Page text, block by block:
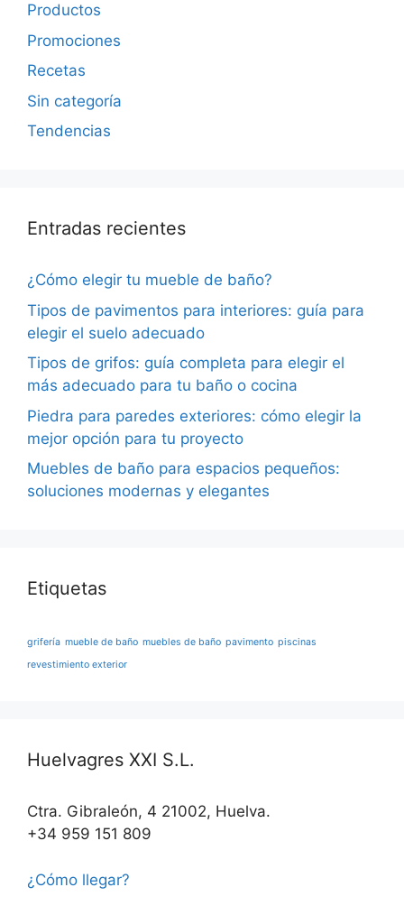
Productos
Promociones
Recetas
Sin categoría
Tendencias
Entradas recientes
¿Cómo elegir tu mueble de baño?
Tipos de pavimentos para interiores: guía para
elegir el suelo adecuado
Tipos de grifos: guía completa para elegir el
más adecuado para tu baño o cocina
Piedra para paredes exteriores: cómo elegir la
mejor opción para tu proyecto
Muebles de baño para espacios pequeños:
soluciones modernas y elegantes
Etiquetas
grifería mueble de baño muebles de baño pavimento piscinas
revestimiento exterior
Huelvagres XXI S.L.
Ctra. Gibraleón, 4 21002, Huelva.
+34 959 151 809
¿Cómo llegar?